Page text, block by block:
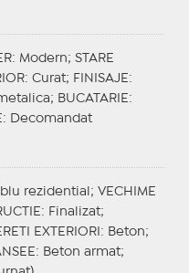
: Modern; STARE
: Curat; FINISAJE :
BUCATARIE :
: Decomandat
rezidential; VECHIME
: Finalizat;
EXTERIORI : Beton;
: Beton armat;